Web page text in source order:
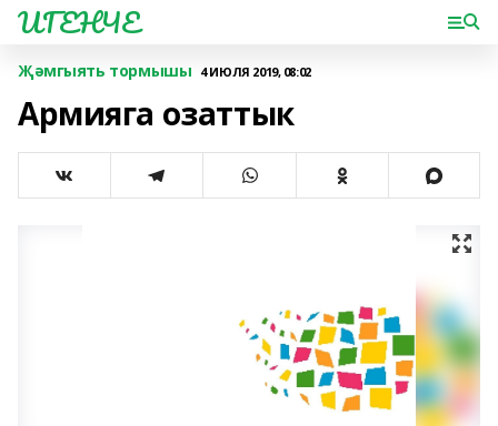
ИГЕНЧЕ
Җәмгыять тормышы 4 ИЮЛЯ 2019, 08:02
Армияга озаттык